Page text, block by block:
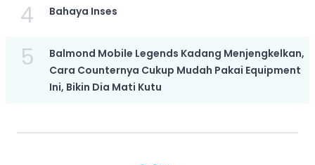
4 Bahaya Inses
5
Balmond Mobile Legends Kadang Menjengkelkan,
Cara Counternya Cukup Mudah Pakai Equipment
Ini, Bikin Dia Mati Kutu